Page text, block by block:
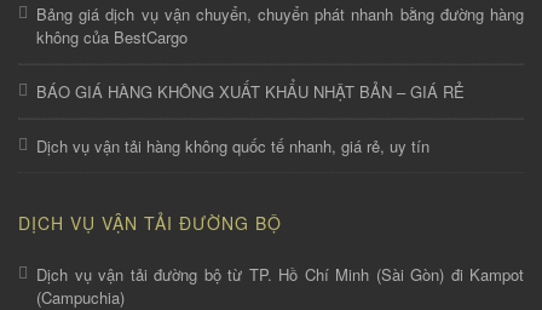
Bảng giá dịch vụ vận chuyển, chuyển phát nhanh bằng đường hàng
không của BestCargo
BÁO GIÁ HÀNG KHÔNG XUẤT KHẨU NHẬT BẢN – GIÁ RẺ
Dịch vụ vận tải hàng không quốc tế nhanh, giá rẻ, uy tín
DỊCH VỤ VẬN TẢI ĐƯỜNG BỘ
Dịch vụ vận tải đường bộ từ TP. Hồ Chí Minh (Sài Gòn) đi Kampot
(Campuchia)